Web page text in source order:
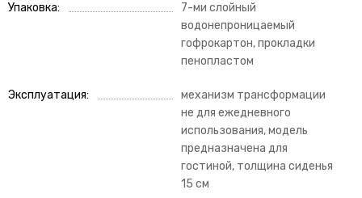
Упаковка
7-ми слойный
водонепроницаемый
гофрокартон, прокладки
пенопластом
Эксплуатация
механизм трансформации
не для ежедневного
использования, модель
предназначена для
гостиной, толщина сиденья
15 см